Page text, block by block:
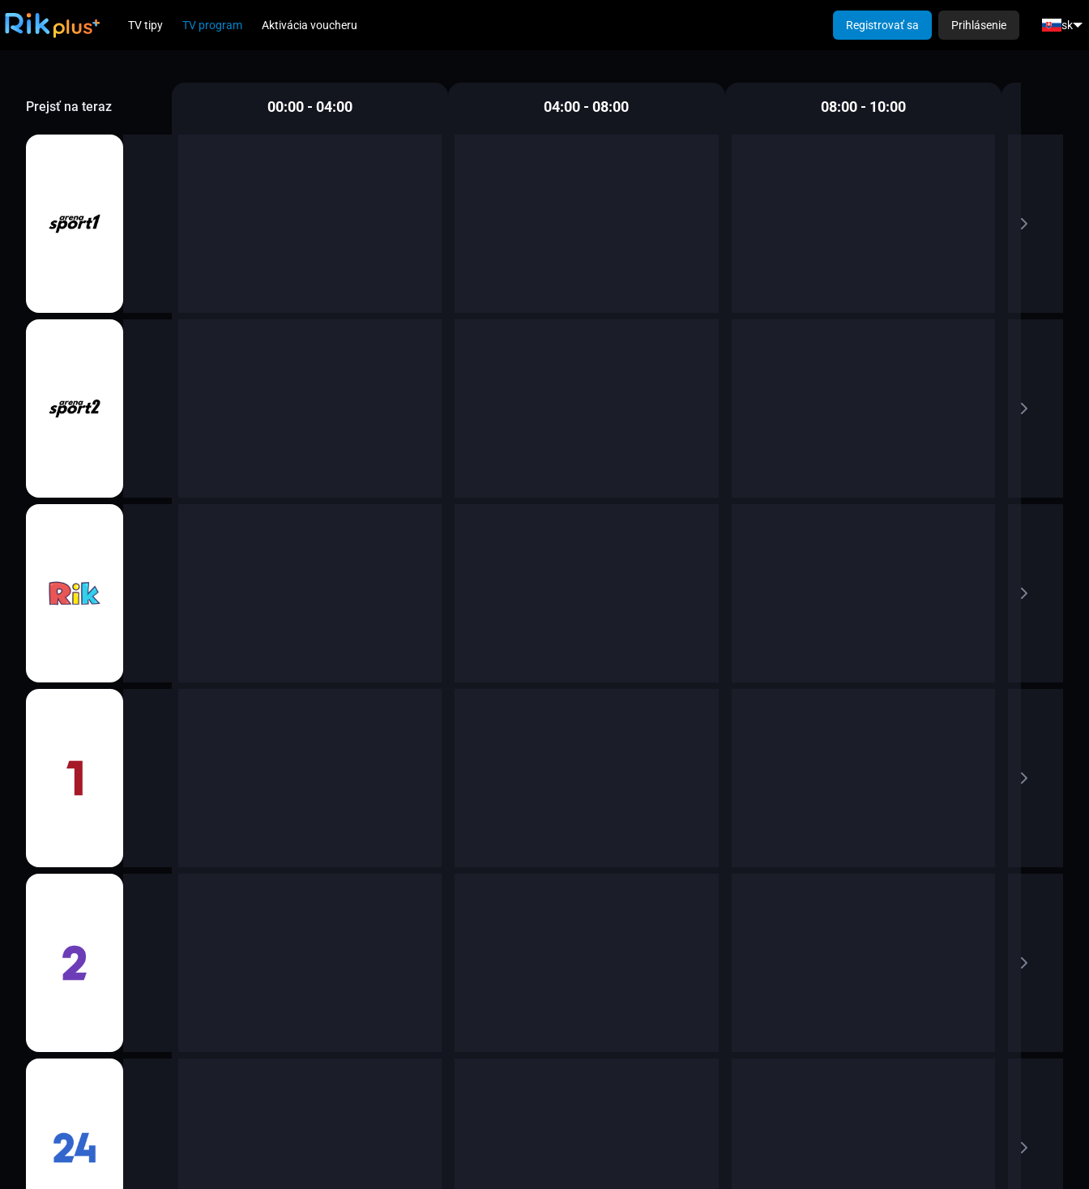
TV tipy TV program Aktivácia voucheru Registrovať sa Prihlásenie sk
Prejsť na teraz 00:00 - 04:00 04:00 - 08:00 08:00 - 10:00